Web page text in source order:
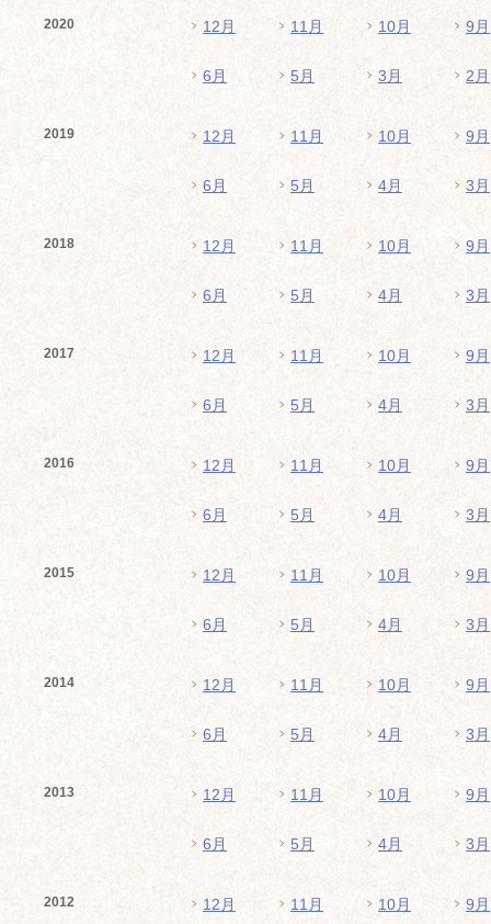
2020 12月 11月 10月 9月
6月 5月 3月 2月
2019 12月 11月 10月 9月
6月 5月 4月 3月
2018 12月 11月 10月 9月
6月 5月 4月 3月
2017 12月 11月 10月 9月
6月 5月 4月 3月
2016 12月 11月 10月 9月
6月 5月 4月 3月
2015 12月 11月 10月 9月
6月 5月 4月 3月
2014 12月 11月 10月 9月
6月 5月 4月 3月
2013 12月 11月 10月 9月
6月 5月 4月 3月
2012 12月 11月 10月 9月